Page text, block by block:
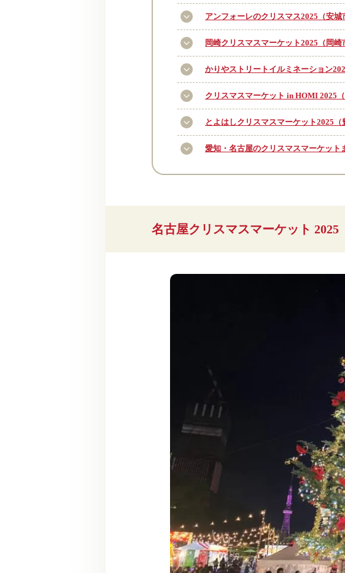
アンフォーレのクリスマス2025（安城
岡崎クリスマスマーケット2025（岡崎
かりやストリートイルミネーション
クリスマスマーケット in HOMI 2025
とよはしクリスマスマーケット2025（
愛知・名古屋のクリスマスマーケット
名古屋クリスマスマーケット 2025